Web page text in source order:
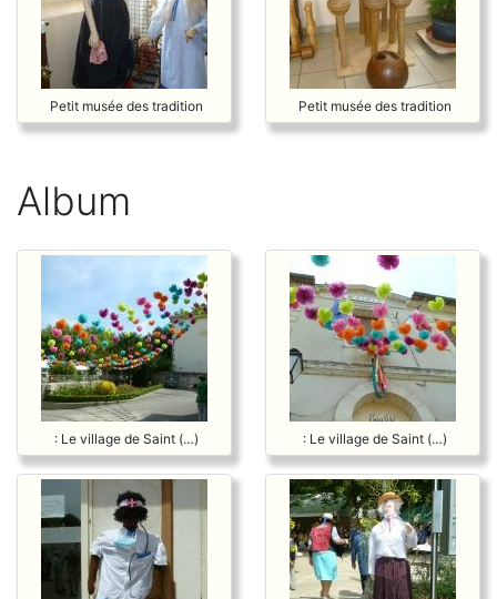
Petit musée des tradition Petit musée des tradition
Album
: Le village de Saint (…) : Le village de Saint (…)